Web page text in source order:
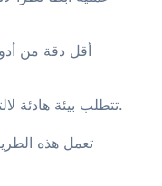
أقل دقة من
تتطلب بيئة هادئة لالتقاط الميكروفون للصوت بوضوح.
تعمل هذه